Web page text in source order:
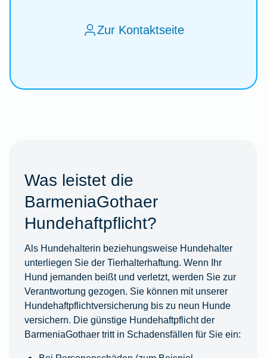
Zur Kontaktseite
Was leistet die
BarmeniaGothaer
Hundehaftpflicht?
Als Hundehalterin beziehungsweise Hundehalter
unterliegen Sie der Tierhalterhaftung. Wenn Ihr
Hund jemanden beißt und verletzt, werden Sie zur
Verantwortung gezogen. Sie können mit unserer
Hundehaftpflichtversicherung bis zu neun Hunde
versichern. Die günstige Hundehaftpflicht der
BarmeniaGothaer tritt in Schadensfällen für Sie ein: